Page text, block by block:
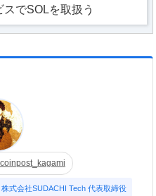
でSOLを取扱う
株式会社SUDACHI Tech 代表取締役